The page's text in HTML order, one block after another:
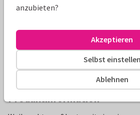
Produktinformation
anzubieten?
Ablehnen
Selbst einstellen
Akzeptieren